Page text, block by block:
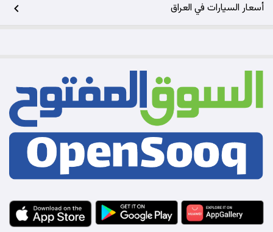
أسعار السيارات في العراق